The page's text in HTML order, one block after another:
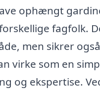
ophængt
fagfolk.
men sikrer
virke som en
og ekspertise.